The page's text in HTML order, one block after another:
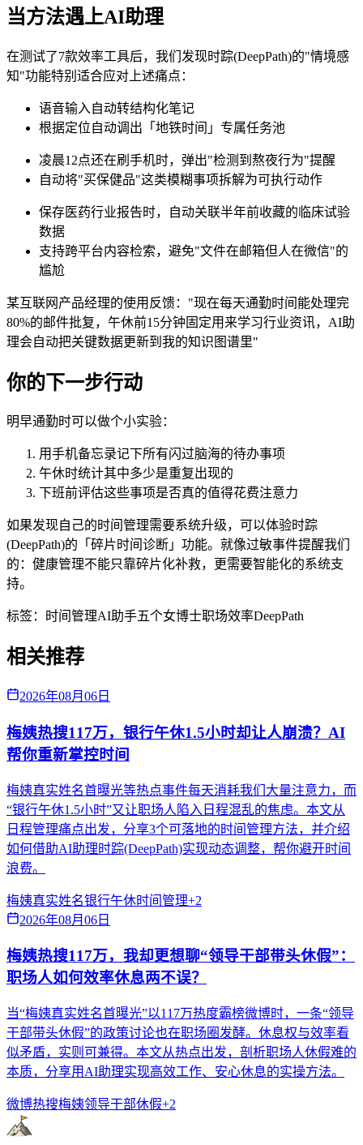
当方法遇上AI助理
在测试了7款效率工具后，我们发现时踪(DeepPath)的"情境感
知"功能特别适合应对上述痛点：
语音输入自动转结构化笔记
根据定位自动调出「地铁时间」专属任务池
凌晨12点还在刷手机时，弹出"检测到熬夜行为"提醒
自动将"买保健品"这类模糊事项拆解为可执行动作
保存医药行业报告时，自动关联半年前收藏的临床试验
数据
支持跨平台内容检索，避免"文件在邮箱但人在微信"的
尴尬
某互联网产品经理的使用反馈："现在每天通勤时间能处理完
80%的邮件批复，午休前15分钟固定用来学习行业资讯，AI助
理会自动把关键数据更新到我的知识图谱里"
你的下一步行动
明早通勤时可以做个小实验：
用手机备忘录记下所有闪过脑海的待办事项
午休时统计其中多少是重复出现的
下班前评估这些事项是否真的值得花费注意力
如果发现自己的时间管理需要系统升级，可以体验时踪
(DeepPath)的「碎片时间诊断」功能。就像过敏事件提醒我们
的：健康管理不能只靠碎片化补救，更需要智能化的系统支
持。
标签： 时间管理AI助手五个女博士职场效率DeepPath
相关推荐
2026年08月06日
梅姨热搜117万，银行午休1.5小时却让人崩溃？AI
帮你重新掌控时间
梅姨真实姓名首曝光等热点事件每天消耗我们大量注意力，而
“银行午休1.5小时”又让职场人陷入日程混乱的焦虑。本文从
日程管理痛点出发，分享3个可落地的时间管理方法，并介绍
如何借助AI助理时踪(DeepPath)实现动态调整，帮你避开时间
浪费。
梅姨真实姓名银行午休时间管理+2
2026年08月06日
梅姨热搜117万，我却更想聊“领导干部带头休假”：
职场人如何效率休息两不误？
当“梅姨真实姓名首曝光”以117万热度霸榜微博时，一条“领导
干部带头休假”的政策讨论也在职场圈发酵。休息权与效率看
似矛盾，实则可兼得。本文从热点出发，剖析职场人休假难的
本质，分享用AI助理实现高效工作、安心休息的实操方法。
微博热搜梅姨领导干部休假+2